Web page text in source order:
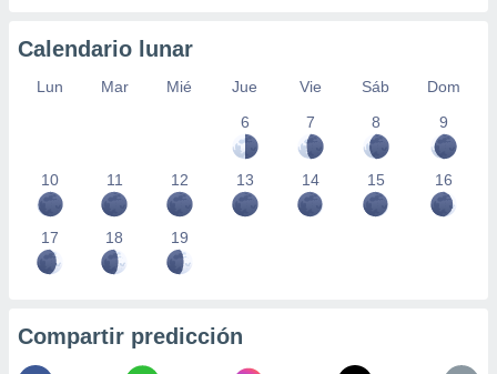
Calendario lunar
Lun Mar Mié Jue Vie Sáb
Dom
6
7 8 9
10 11 12 13 14 15 16
17 18 19
Compartir predicción